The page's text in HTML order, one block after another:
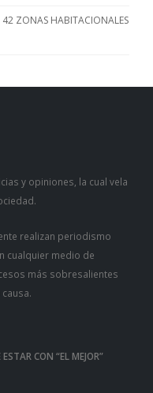
ZONAS HABITACIONALES
y opiniones, la cual vela
realizan periodismo
cualquier medio de
más sobresalientes
CON “EL MEJOR”